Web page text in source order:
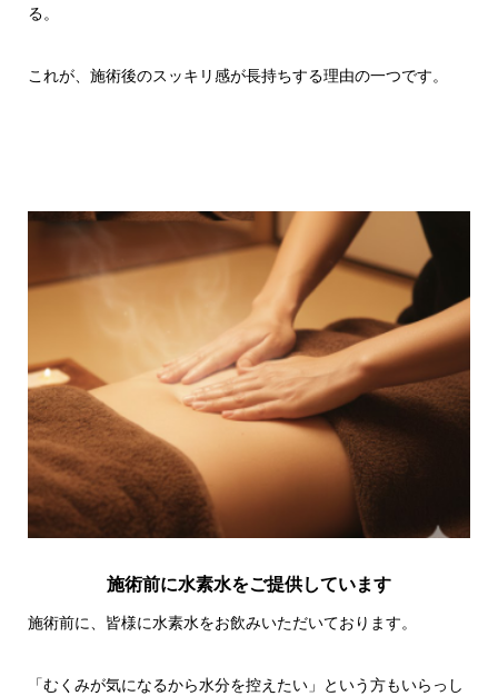
る。
これが、施術後のスッキリ感が長持ちする理由の一つです。
施術前に水素水をご提供しています
施術前に、皆様に水素水をお飲みいただいております。
「むくみが気になるから水分を控えたい」という方もいらっし